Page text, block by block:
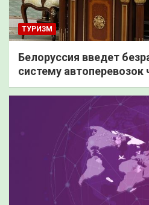
ТУРИЗМ
Белоруссия введет
систему автоперевозок